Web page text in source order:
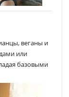
веганы и
или
базовыми